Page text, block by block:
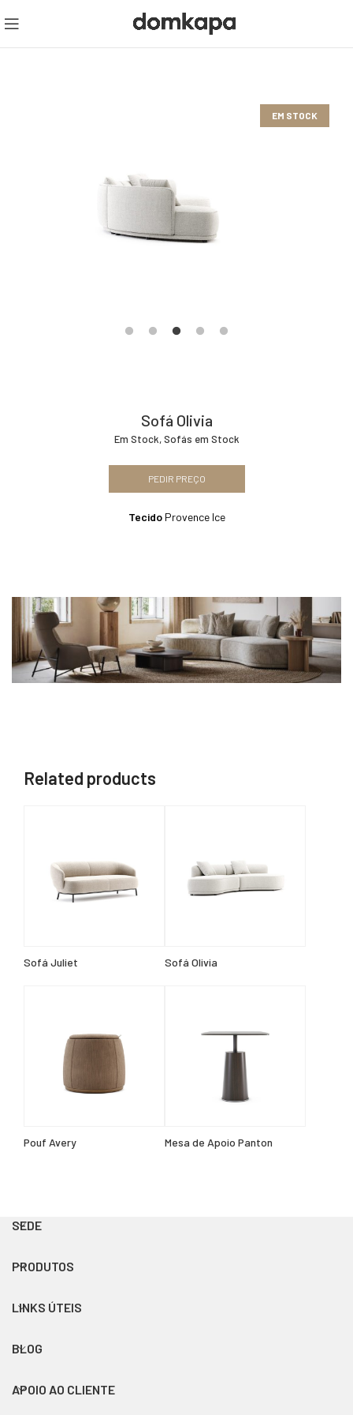
EM STOCK
Sofá Olivia
Em Stock,Sofás em Stock
PEDIR PREÇO
Tecido Provence Ice
Related products
Sofá Juliet Sofá Olivia
Pouf Avery Mesa de Apoio Panton
SEDE
PRODUTOS
LINKS ÚTEIS
BLOG
APOIO AO CLIENTE